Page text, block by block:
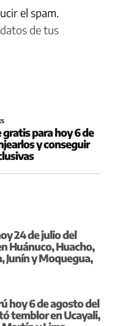
el spam.
de tus
gratis para hoy 6 de
y conseguir
24 de julio del
Huánuco, Huacho,
Junín y Moquegua,
hoy 6 de agosto del
temblor en Ucayali,